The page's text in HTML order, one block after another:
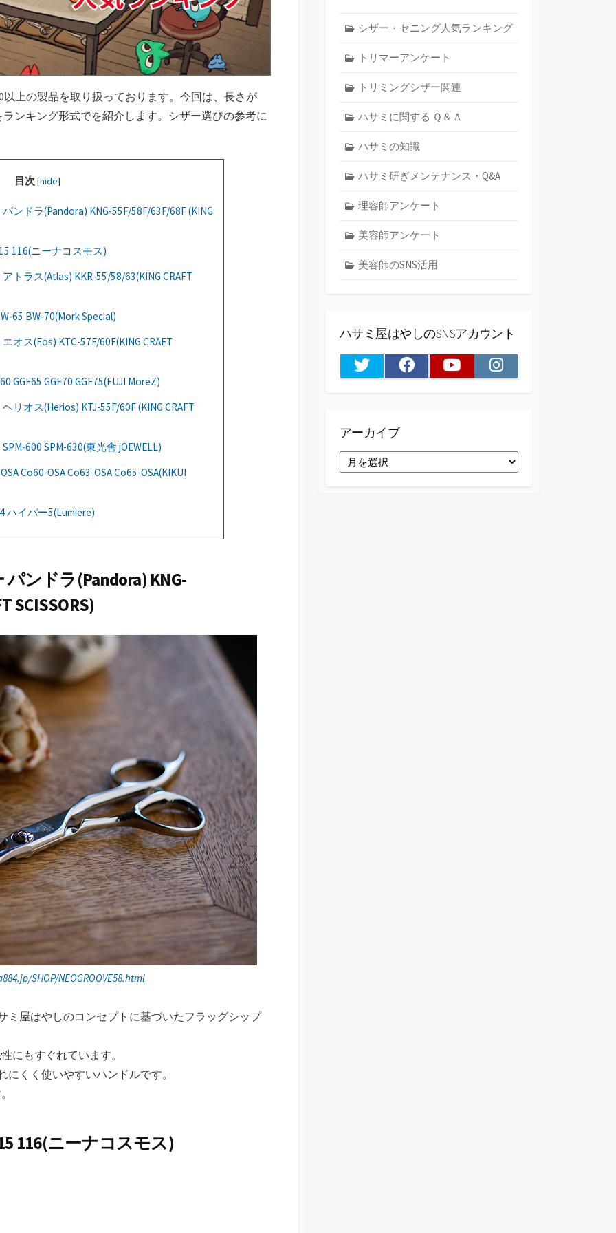
上の製品を取り扱っております。今回は、長さが
ンキング形式でを紹介します。シザー選びの参考に
目次 [hide]
ンドラ(Pandora) KNG-55F/58F/63F/68F (KING
116(ニーナコスモス)
トラス(Atlas) KKR-55/58/63(KING CRAFT
65 BW-70(Mork Special)
オス(Eos) KTC-57F/60F(KING CRAFT
GGF65 GGF70 GGF75(FUJI MoreZ)
リオス(Herios) KTJ-55F/60F (KING CRAFT
600 SPM-630(東光舎 jOEWELL)
Co60-OSA Co63-OSA Co65-OSA(KIKUI
ハイパー5(Lumiere)
ンドラ(Pandora) KNG-
SCISSORS)
SHOP/NEOGROOVE58.html
ミ屋はやしのコンセプトに基づいたフラッグシップ
にもすぐれています。
くく使いやすいハンドルです。
116(ニーナコスモス)
シザー・セニング人気ランキング
トリマーアンケート
トリミングシザー関連
ハサミに関する Ｑ＆Ａ
ハサミの知識
ハサミ研ぎメンテナンス・Q&A
理容師アンケート
美容師アンケート
美容師のSNS活用
ハサミ屋はやしのSNSアカウント
Twitter Facebook Youtube Instagram
アーカイブ
ー